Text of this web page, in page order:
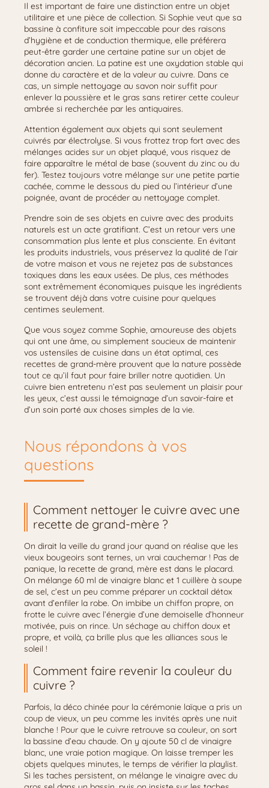
Il est important de faire une distinction entre un objet
utilitaire et une pièce de collection. Si Sophie veut que sa
bassine à confiture soit impeccable pour des raisons
d’hygiène et de conduction thermique, elle préférera
peut-être garder une certaine patine sur un objet de
décoration ancien. La patine est une oxydation stable qui
donne du caractère et de la valeur au cuivre. Dans ce
cas, un simple nettoyage au savon noir suffit pour
enlever la poussière et le gras sans retirer cette couleur
ambrée si recherchée par les antiquaires.
Attention également aux objets qui sont seulement
cuivrés par électrolyse. Si vous frottez trop fort avec des
mélanges acides sur un objet plaqué, vous risquez de
faire apparaître le métal de base (souvent du zinc ou du
fer). Testez toujours votre mélange sur une petite partie
cachée, comme le dessous du pied ou l’intérieur d’une
poignée, avant de procéder au nettoyage complet.
Prendre soin de ses objets en cuivre avec des produits
naturels est un acte gratifiant. C’est un retour vers une
consommation plus lente et plus consciente. En évitant
les produits industriels, vous préservez la qualité de l’air
de votre maison et vous ne rejetez pas de substances
toxiques dans les eaux usées. De plus, ces méthodes
sont extrêmement économiques puisque les ingrédients
se trouvent déjà dans votre cuisine pour quelques
centimes seulement.
Que vous soyez comme Sophie, amoureuse des objets
qui ont une âme, ou simplement soucieux de maintenir
vos ustensiles de cuisine dans un état optimal, ces
recettes de grand-mère prouvent que la nature possède
tout ce qu’il faut pour faire briller notre quotidien. Un
cuivre bien entretenu n’est pas seulement un plaisir pour
les yeux, c’est aussi le témoignage d’un savoir-faire et
d’un soin porté aux choses simples de la vie.
Nous répondons à vos
questions
Comment nettoyer le cuivre avec une
recette de grand-mère ?
On dirait la veille du grand jour quand on réalise que les
vieux bougeoirs sont ternes, un vrai cauchemar ! Pas de
panique, la recette de grand, mère est dans le placard.
On mélange 60 ml de vinaigre blanc et 1 cuillère à soupe
de sel, c’est un peu comme préparer un cocktail détox
avant d’enfiler la robe. On imbibe un chiffon propre, on
frotte le cuivre avec l’énergie d’une demoiselle d’honneur
motivée, puis on rince. Un séchage au chiffon doux et
propre, et voilà, ça brille plus que les alliances sous le
soleil !
Comment faire revenir la couleur du
cuivre ?
Parfois, la déco chinée pour la cérémonie laïque a pris un
coup de vieux, un peu comme les invités après une nuit
blanche ! Pour que le cuivre retrouve sa couleur, on sort
la bassine d’eau chaude. On y ajoute 50 cl de vinaigre
blanc, une vraie potion magique. On laisse tremper les
objets quelques minutes, le temps de vérifier la playlist.
Si les taches persistent, on mélange le vinaigre avec du